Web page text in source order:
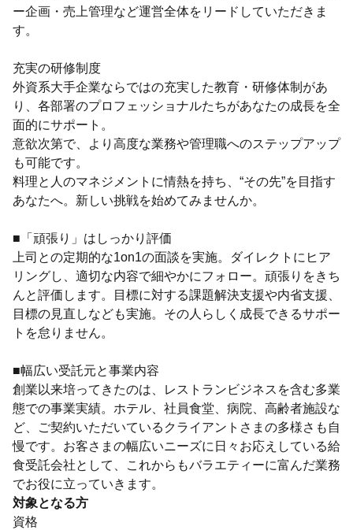
ー企画・売上管理など運営全体をリードしていただきま
す。
充実の研修制度
外資系大手企業ならではの充実した教育・研修体制があ
り、各部署のプロフェッショナルたちがあなたの成長を全
面的にサポート。
意欲次第で、より高度な業務や管理職へのステップアップ
も可能です。
料理と人のマネジメントに情熱を持ち、“その先”を目指す
あなたへ。新しい挑戦を始めてみませんか。
■「頑張り」はしっかり評価
上司との定期的な1on1の面談を実施。ダイレクトにヒア
リングし、適切な内容で細やかにフォロー。頑張りをきち
んと評価します。目標に対する課題解決支援や内省支援、
目標の見直しなども実施。その人らしく成長できるサポー
トを怠りません。
■幅広い受託元と事業内容
創業以来培ってきたのは、レストランビジネスを含む多業
態での事業実績。ホテル、社員食堂、病院、高齢者施設な
ど、ご契約いただいているクライアントさまの多様さも自
慢です。お客さまの幅広いニーズに日々お応えしている給
食受託会社として、これからもバラエティーに富んだ業務
でお役に立っていきます。
対象となる方
資格